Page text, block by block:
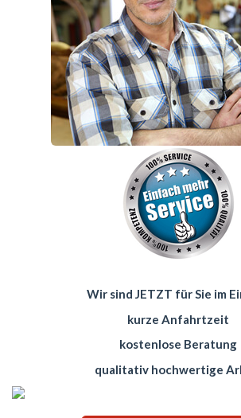
Wir sind JETZT für Sie im
kurze Anfahrtzeit
kostenlose Beratung
qualitativ hochwertige